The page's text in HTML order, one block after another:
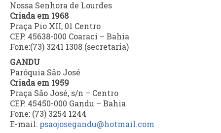
Nossa Senhora de Lourdes
Criada em 1968
Praça Pio XII, 01 Centro
CEP. 45638-000 Coaraci – Bahia
Fone:(73) 3241 1308 (secretaria)
GANDU
Paróquia São José
Criada em 1959
Praça São José, s/n – Centro
CEP. 45450-000 Gandu – Bahia
Fone: (73) 3254 1244
E-mail: psaojosegandu@hotmail.com